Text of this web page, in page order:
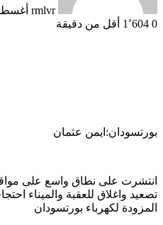
rmlvr أغسطس
0
أقل من دقيقة
بورتسودان:ايمن عثمان
ﺍﻧﺘﺸﺮﺕ ﻋﻠﻰ ﻧﻄﺎﻕ ﻭﺍﺳﻊ ﻋﻠﻰ
تصعيد واغلاق للعقبة والميناء
المزودة لكهرباء بورتسودان